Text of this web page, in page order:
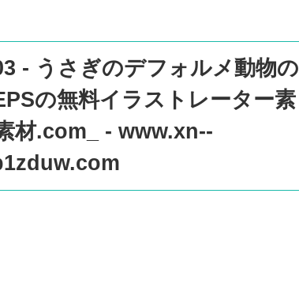
- うさぎのデフォルメ動物の
の無料イラストレーター素
材.com_ - www.xn--